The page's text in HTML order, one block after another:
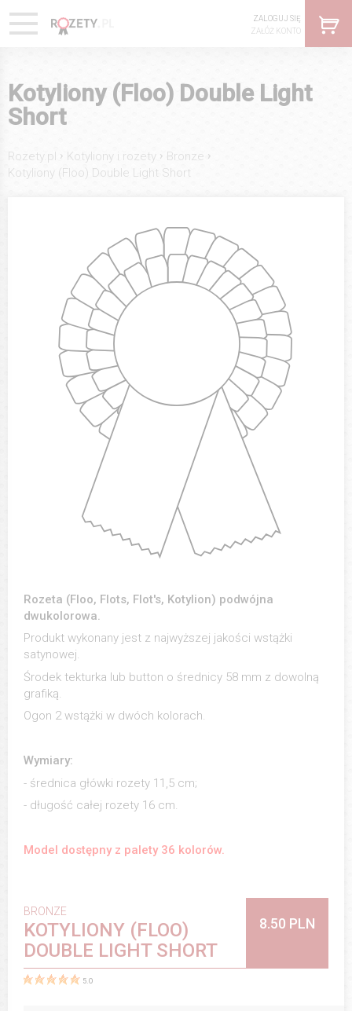
ZALOGUJ SIĘ
ZAŁÓŻ KONTO
Kotyliony (Floo) Double Light
Short
Rozety.pl › Kotyliony i rozety › Bronze ›
Kotyliony (Floo) Double Light Short
Rozeta (Floo, Flots, Flot's, Kotylion) podwójna
dwukolorowa.
Produkt wykonany jest z najwyższej jakości wstążki
satynowej.
Środek tekturka lub button o średnicy 58 mm z dowolną
grafiką.
Ogon 2 wstążki w dwóch kolorach.
Wymiary:
- średnica główki rozety 11,5 cm;
- długość całej rozety 16 cm.
Model dostępny z palety 36 kolorów.
BRONZE
KOTYLIONY (FLOO)
DOUBLE LIGHT SHORT
8.50 PLN
5.0